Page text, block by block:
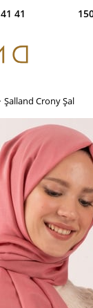
1500
Şalland Crony Şal